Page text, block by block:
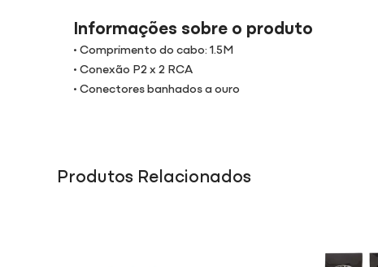
Informações sobre o produto
• Comprimento do cabo: 1.5M
• Conexão P2 x 2 RCA
• Conectores banhados a ouro
Produtos Relacionados